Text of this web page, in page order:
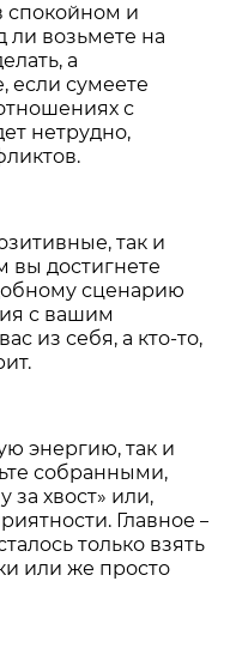
спокойном и
возьмете на
а
если сумеете
с
нетрудно,
так и
вы достигнете
сценарию
с вашим
из себя, а кто-то,
энергию, так и
собранными,
за хвост» или,
Главное–
только взять
или же просто